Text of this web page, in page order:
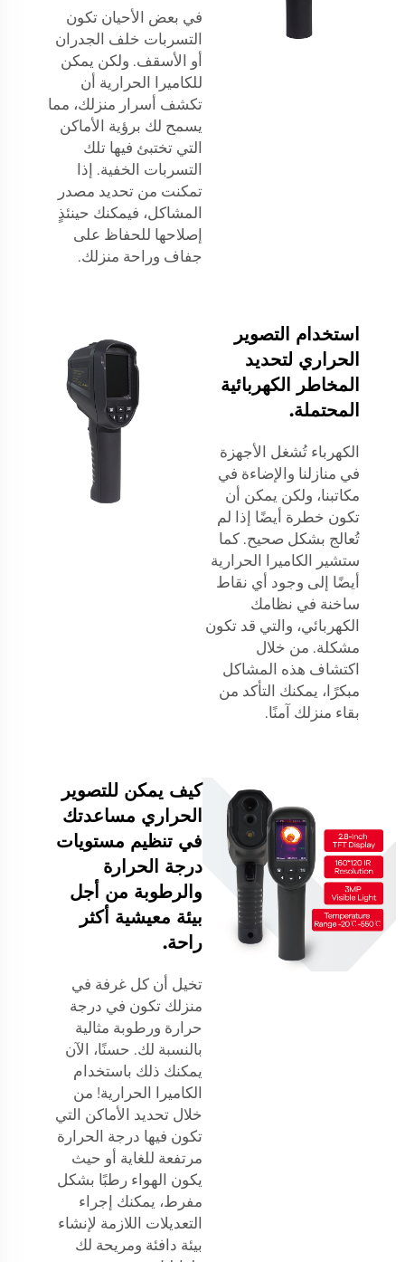
في بعض الأحيان تكون
التسربات خلف الجدران
أو الأسقف. ولكن يمكن
للكاميرا الحرارية أن
تكشف أسرار منزلك، مما
يسمح لك برؤية الأماكن
التي تختبئ فيها تلك
التسربات الخفية. إذا
تمكنت من تحديد مصدر
المشاكل، فيمكنك حينئذٍ
إصلاحها للحفاظ على
جفاف وراحة منزلك.
استخدام التصوير
الحراري لتحديد
المخاطر الكهربائية
المحتملة.
الكهرباء تُشغل الأجهزة
في منازلنا والإضاءة في
مكاتبنا، ولكن يمكن أن
تكون خطرة أيضًا إذا لم
تُعالج بشكل صحيح. كما
ستشير الكاميرا الحرارية
أيضًا إلى وجود أي نقاط
ساخنة في نظامك
الكهربائي، والتي قد تكون
مشكلة. من خلال
اكتشاف هذه المشاكل
مبكرًا، يمكنك التأكد من
بقاء منزلك آمنًا.
كيف يمكن للتصوير
الحراري مساعدتك
في تنظيم مستويات
درجة الحرارة
والرطوبة من أجل
بيئة معيشية أكثر
راحة.
تخيل أن كل غرفة في
منزلك تكون في درجة
حرارة ورطوبة مثالية
بالنسبة لك. حسنًا، الآن
يمكنك ذلك باستخدام
الكاميرا الحرارية! من
خلال تحديد الأماكن التي
تكون فيها درجة الحرارة
مرتفعة للغاية أو حيث
يكون الهواء رطبًا بشكل
مفرط، يمكنك إجراء
التعديلات اللازمة لإنشاء
بيئة دافئة ومريحة لك